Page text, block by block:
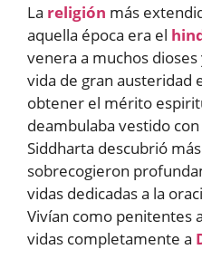
La religión más
aquella época era el
venera a muchos
vida de gran austeridad
obtener el mérito
deambulaba vestido
Siddharta descubrió
sobrecogieron
vidas dedicadas a la
Vivían como penitentes
vidas completamente a